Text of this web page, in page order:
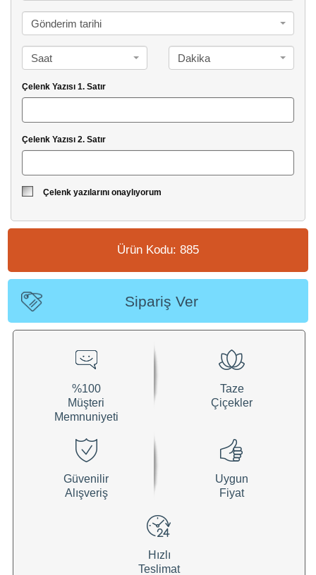
Gönderim tarihi
Saat Dakika
Çelenk Yazısı 1. Satır
Çelenk Yazısı 2. Satır
Çelenk yazılarını onaylıyorum
Ürün Kodu: 885
Sipariş Ver
%100
Müşteri
Memnuniyeti
Taze
Çiçekler
Güvenilir
Alışveriş
Uygun
Fiyat
Hızlı
Teslimat